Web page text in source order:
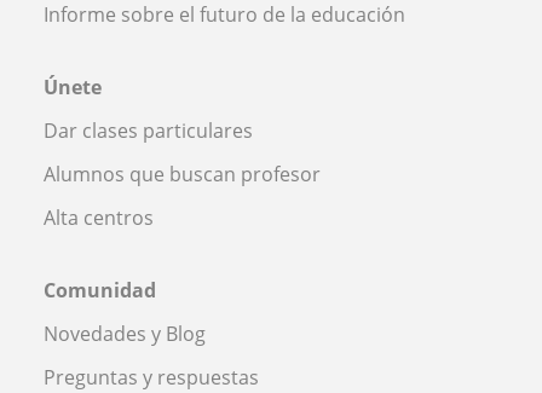
Informe sobre el futuro de la educación
Únete
Dar clases particulares
Alumnos que buscan profesor
Alta centros
Comunidad
Novedades y Blog
Preguntas y respuestas